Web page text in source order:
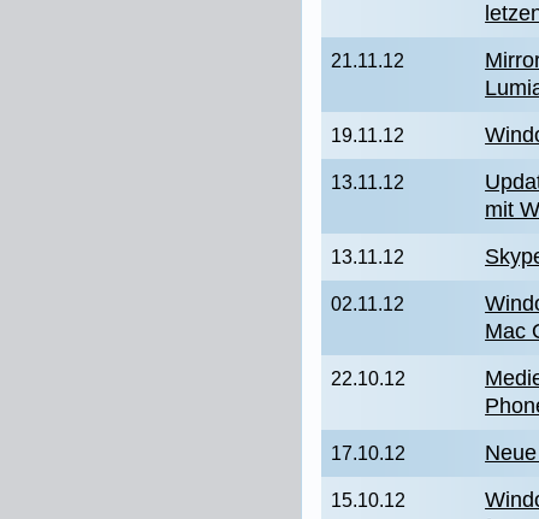
21.11.12
19.11.12
13.11.12
mit
13.11.12
02.11.12
Mac
22.10.12
17.10.12
15.10.12